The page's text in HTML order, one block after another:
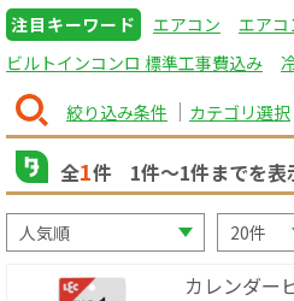
注目キーワード エアコン エアコ
ビルトインコンロ 標準工事費込み
絞り込み条件 カテゴリ選択
全1件 1件〜1件までを表
カレンダー